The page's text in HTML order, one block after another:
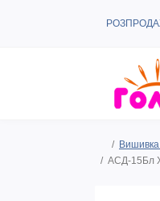
Вишивка
АСД-15Бл